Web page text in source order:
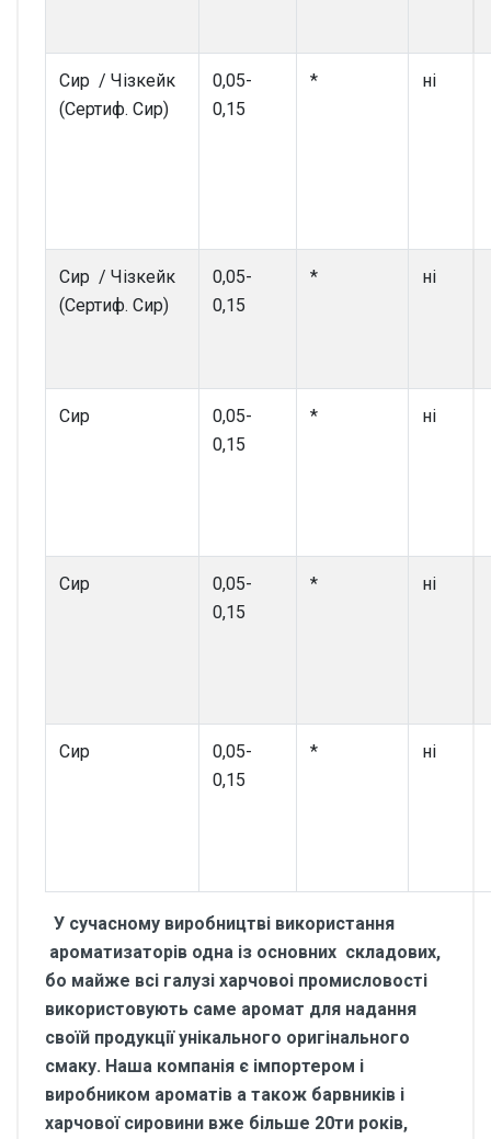
Сир / Чізкейк
(Сертиф. Сир)
0,05-
0,15
* ні
Сир / Чізкейк
(Сертиф. Сир)
0,05-
0,15
* ні
Сир
0,05-
0,15
* ні
Сир
0,05-
0,15
* ні
Сир
0,05-
0,15
* ні
У сучасному виробництві використання
ароматизаторів одна із основних складових,
бо майже всі галузі харчовоі промисловості
використовують саме аромат для надання
своїй продукції унікального оригінального
смаку. Наша компанія є імпортером і
виробником ароматів а також барвників і
харчової сировини вже більше 20ти років,